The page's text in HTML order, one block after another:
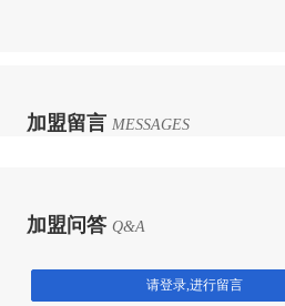
加盟留言 MESSAGES
加盟问答 Q&A
请登录,进行留言